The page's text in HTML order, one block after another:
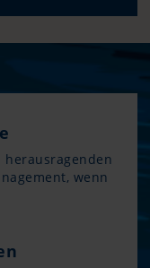
wenn